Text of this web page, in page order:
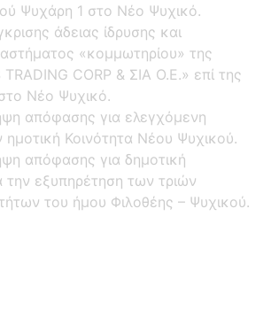
Ψυχάρη 1 στο Νέο Ψυχικό.
άδειας ίδρυσης και
«κομμωτηρίου» της
TRADING CORP & ΣΙΑ Ο.Ε.» επί της
Νέο Ψυχικό.
απόφασης για ελεγχόμενη
Κοινότητα Νέου Ψυχικού.
απόφασης για δημοτική
την εξυπηρέτηση των τριών
του ήμου Φιλοθέης – Ψυχικού.